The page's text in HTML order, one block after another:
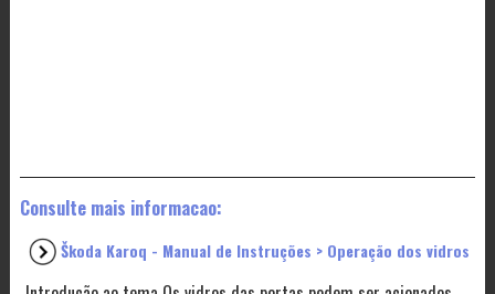
Consulte mais informacao:
Škoda Karoq - Manual de Instruções > Operação dos vidros